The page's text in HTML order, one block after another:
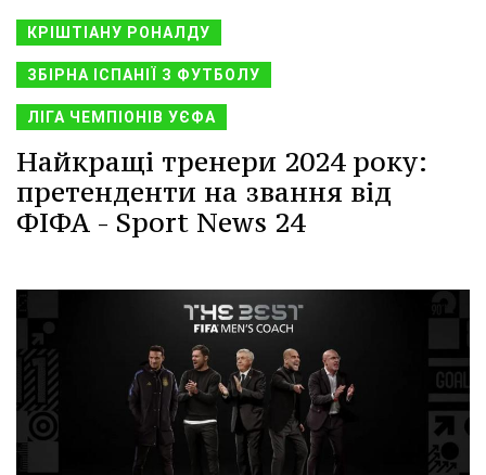
КРІШТІАНУ РОНАЛДУ
ЗБІРНА ІСПАНІЇ З ФУТБОЛУ
ЛІГА ЧЕМПІОНІВ УЄФА
Найкращі тренери 2024 року:
претенденти на звання від
ФІФА - Sport News 24